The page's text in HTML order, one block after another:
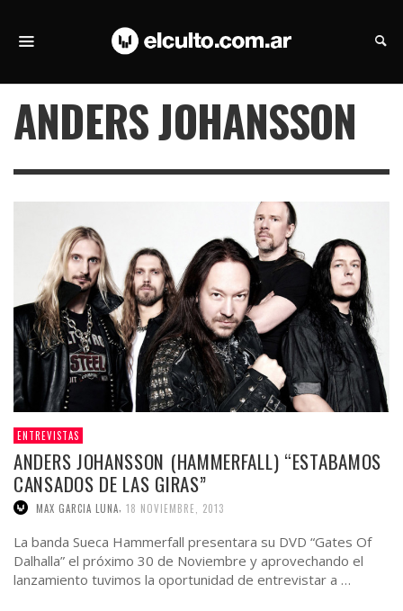
ANDERS JOHANSSON
ENTREVISTAS
ANDERS JOHANSSON (HAMMERFALL) “ESTABAMOS
CANSADOS DE LAS GIRAS”
MAX GARCIA LUNA 18 NOVIEMBRE, 2013
La banda Sueca Hammerfall presentara su DVD “Gates Of
Dalhalla” el próximo 30 de Noviembre y aprovechando el
lanzamiento tuvimos la oportunidad de entrevistar a …